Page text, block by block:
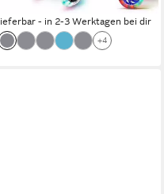
lieferbar - in 2-3 Werktagen bei dir
+4